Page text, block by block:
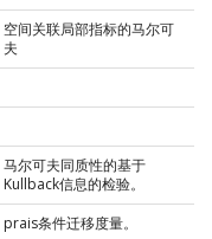
空间关联局部指标的马尔可
夫
马尔可夫同质性的基于
Kullback信息的检验。
prais条件迁移度量。